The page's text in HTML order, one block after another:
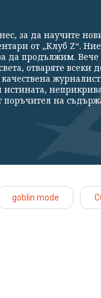
за да научите
от „Клуб Z“.
да продължим. Вече
отваряте всеки
на
goblin mode